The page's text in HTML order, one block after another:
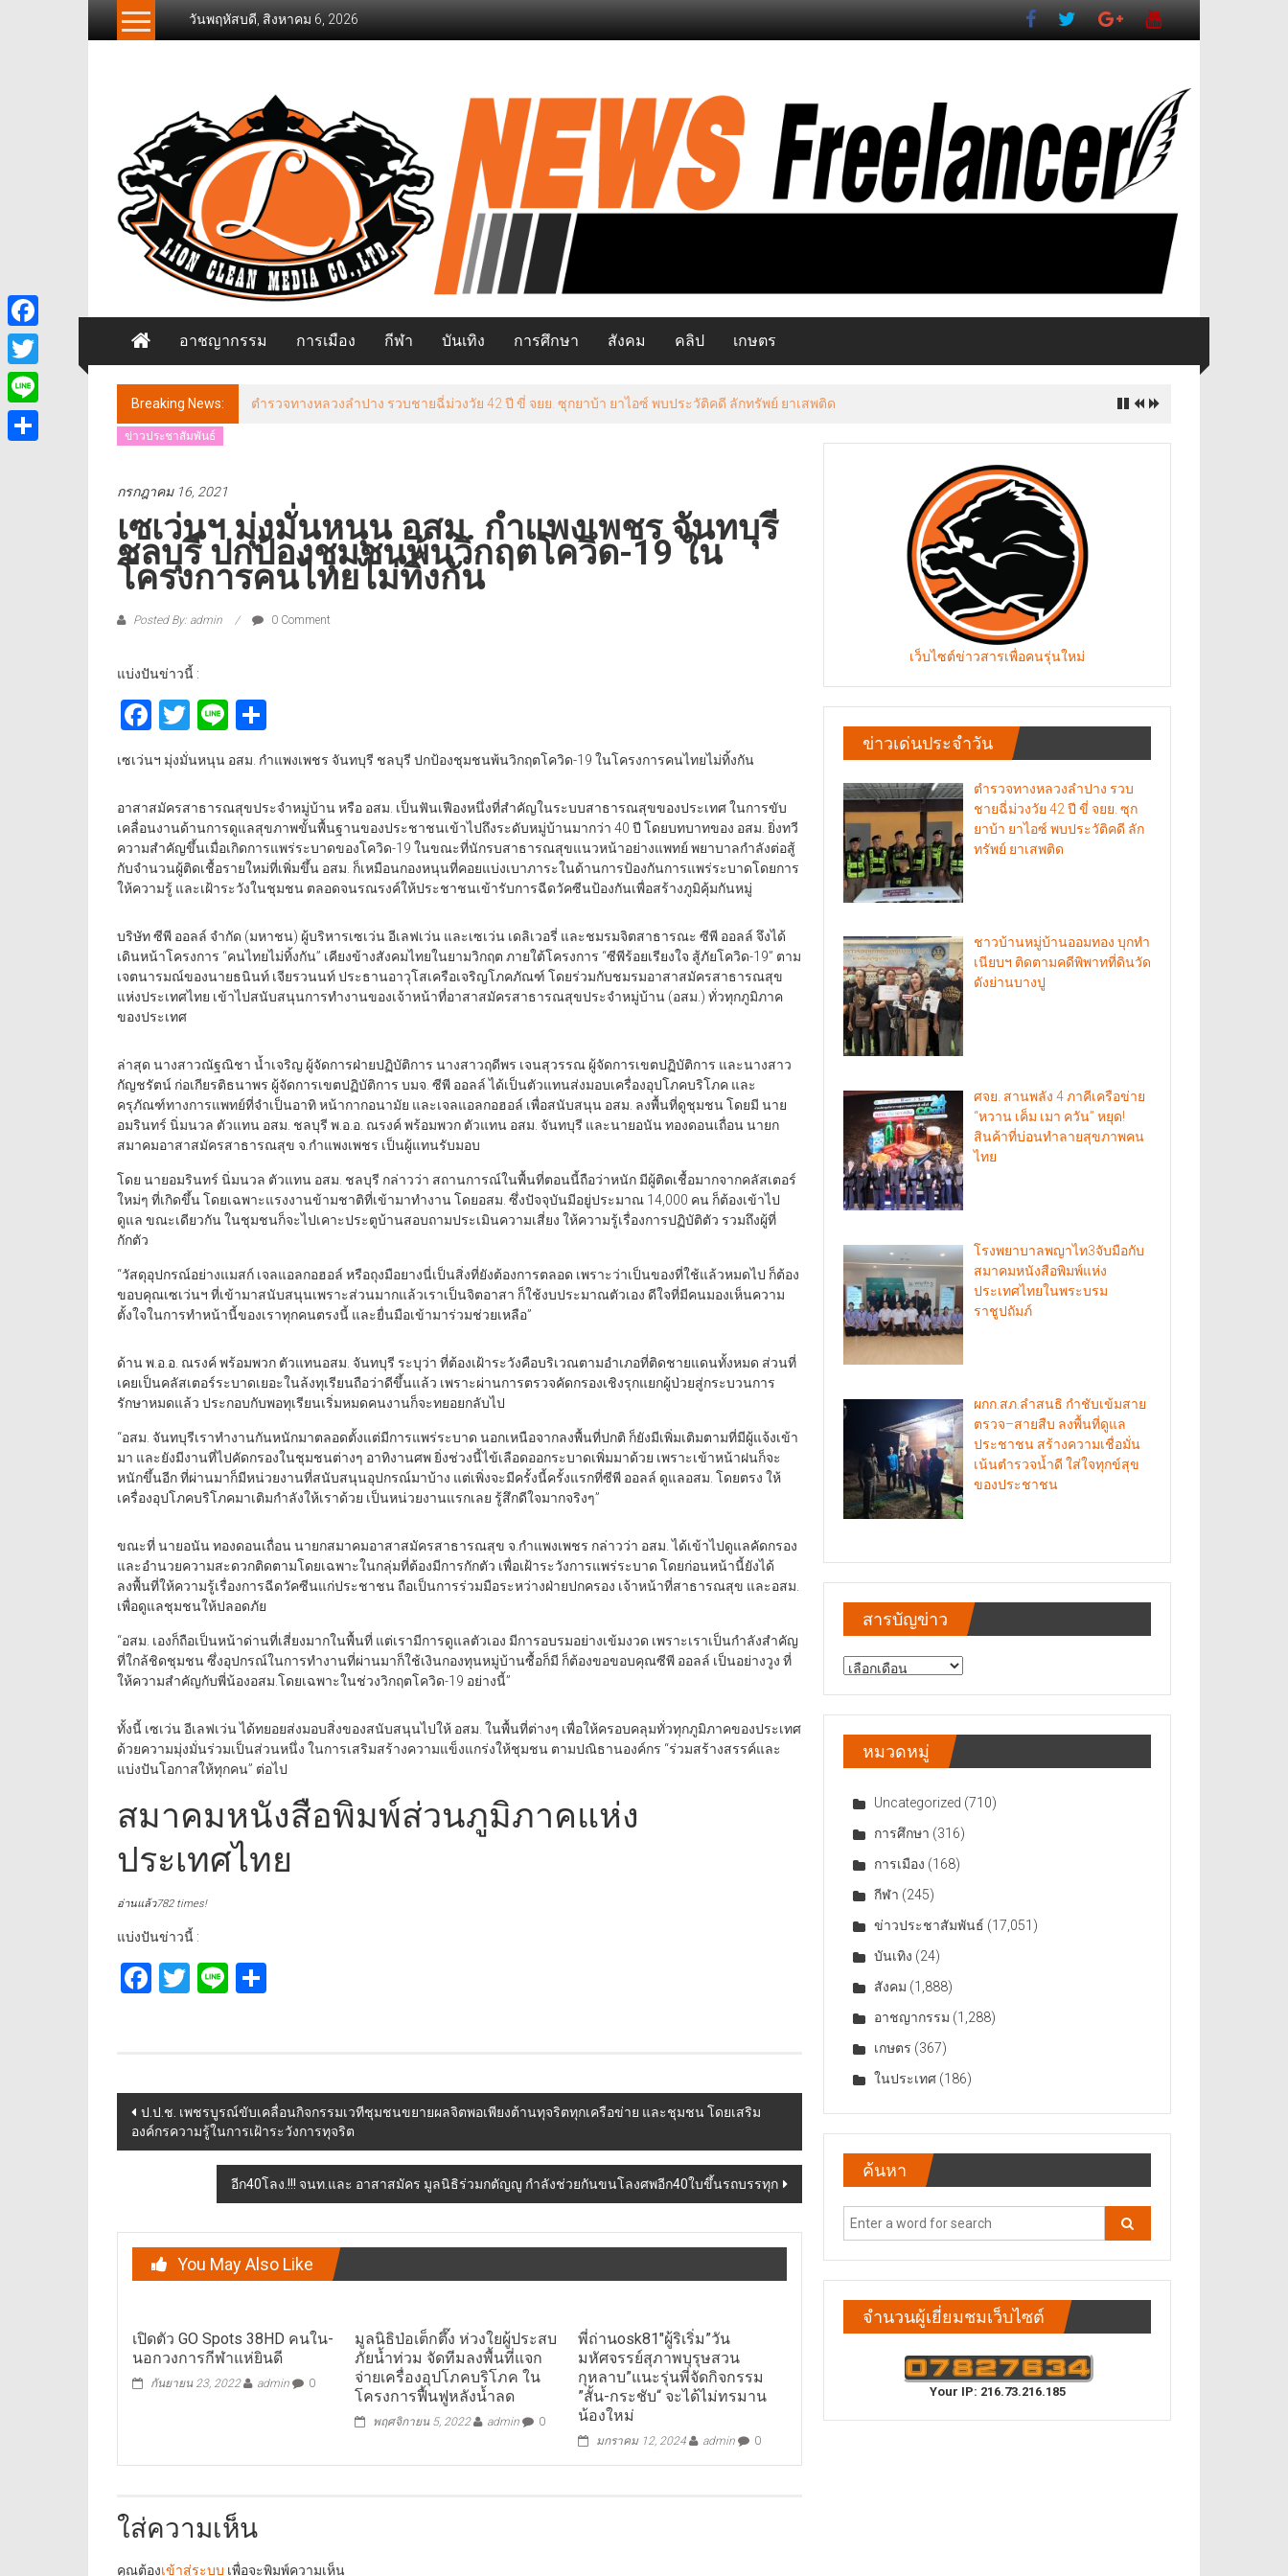
วันพฤหัสบดี, สิงหาคม 6, 2026
Freelancer
วส์
ฟรี
แลน
เซอร์
อาชญากรรม การเมือง กีฬา บันเทิง การศึกษา สังคม คลิป เกษตร
Breaking News: ตำรวจทางหลวงลำปาง รวบชายฉี่ม่วงวัย 42 ปี ขี่ จยย. ซุกยาบ้า ยาไอซ์ พบประวัติคดี ลักทรัพย์ ยาเสพติด
ข่าวประชาสัมพันธ์
กรกฎาคม 16, 2021
เซเว่นฯ มุ่งมั่นหนุน อสม. กำแพงเพชร จันทบุรี
ชลบุรี ปกป้องชุมชนพ้นวิกฤตโควิด-19 ใน
โครงการคนไทยไม่ทิ้งกัน
Posted By: admin 0 Comment
แบ่งปันข่าวนี้ :
Facebook
Twitter
Line
เซเว่นฯ มุ่งมั่นหนุน อสม. กำแพงเพชร จันทบุรี ชลบุรี ปกป้องชุมชนพ้นวิกฤตโควิด-19 ในโครงการคนไทยไม่ทิ้งกัน
อาสาสมัครสาธารณสุขประจำหมู่บ้าน หรือ อสม. เป็นฟันเฟืองหนึ่งที่สำคัญในระบบสาธารณสุขของประเทศ ในการขับ
เคลื่อนงานด้านการดูแลสุขภาพขั้นพื้นฐานของประชาชนเข้าไปถึงระดับหมู่บ้านมากว่า 40 ปี โดยบทบาทของ อสม. ยิ่งทวี
ความสำคัญขึ้นเมื่อเกิดการแพร่ระบาดของโควิด-19 ในขณะที่นักรบสาธารณสุขแนวหน้าอย่างแพทย์ พยาบาลกำลังต่อสู้
กับจำนวนผู้ติดเชื้อรายใหม่ที่เพิ่มขึ้น อสม. ก็เหมือนกองหนุนที่คอยแบ่งเบาภาระในด้านการป้องกันการแพร่ระบาดโดยการ
ให้ความรู้ และเฝ้าระวังในชุมชน ตลอดจนรณรงค์ให้ประชาชนเข้ารับการฉีดวัคซีนป้องกันเพื่อสร้างภูมิคุ้มกันหมู่
บริษัท ซีพี ออลล์ จำกัด (มหาชน) ผู้บริหารเซเว่น อีเลฟเว่น และเซเว่น เดลิเวอรี่ และชมรมจิตสาธารณะ ซีพี ออลล์ จึงได้
เดินหน้าโครงการ “คนไทยไม่ทิ้งกัน” เคียงข้างสังคมไทยในยามวิกฤต ภายใต้โครงการ “ซีพีร้อยเรียงใจ สู้ภัยโควิด-19” ตาม
เจตนารมณ์ของนายธนินท์ เจียรวนนท์ ประธานอาวุโสเครือเจริญโภคภัณฑ์ โดยร่วมกับชมรมอาสาสมัครสาธารณสุข
แห่งประเทศไทย เข้าไปสนับสนุนการทำงานของเจ้าหน้าที่อาสาสมัครสาธารณสุขประจำหมู่บ้าน (อสม.) ทั่วทุกภูมิภาค
ของประเทศ
ล่าสุด นางสาวณัฐณิชา น้ำเจริญ ผู้จัดการฝ่ายปฏิบัติการ นางสาวฤดีพร เจนสุวรรณ ผู้จัดการเขตปฏิบัติการ และนางสาว
กัญชรัตน์ ก่อเกียรติธนาพร ผู้จัดการเขตปฏิบัติการ บมจ. ซีพี ออลล์ ได้เป็นตัวแทนส่งมอบเครื่องอุปโภคบริโภค และ
ครุภัณฑ์ทางการแพทย์ที่จำเป็นอาทิ หน้ากากอนามัย และเจลแอลกอฮอล์ เพื่อสนับสนุน อสม. ลงพื้นที่ดูชุมชน โดยมี นาย
อมรินทร์ นิ่มนวล ตัวแทน อสม. ชลบุรี พ.อ.อ. ณรงค์ พร้อมพวก ตัวแทน อสม. จันทบุรี และนายอนัน ทองดอนเถื่อน นายก
สมาคมอาสาสมัครสาธารณสุข จ.กำแพงเพชร เป็นผู้แทนรับมอบ
โดย นายอมรินทร์ นิ่มนวล ตัวแทน อสม. ชลบุรี กล่าวว่า สถานการณ์ในพื้นที่ตอนนี้ถือว่าหนัก มีผู้ติดเชื้อมากจากคลัสเตอร์
ใหม่ๆ ที่เกิดขึ้น โดยเฉพาะแรงงานข้ามชาติที่เข้ามาทำงาน โดยอสม. ซึ่งปัจจุบันมีอยู่ประมาณ 14,000 คน ก็ต้องเข้าไป
ดูแล ขณะเดียวกัน ในชุมชนก็จะไปเคาะประตูบ้านสอบถามประเมินความเสี่ยง ให้ความรู้เรื่องการปฏิบัติตัว รวมถึงผู้ที่
กักตัว
“วัสดุอุปกรณ์อย่างแมสก์ เจลแอลกอฮอล์ หรือถุงมือยางนี่เป็นสิ่งที่ยังต้องการตลอด เพราะว่าเป็นของที่ใช้แล้วหมดไป ก็ต้อง
ขอบคุณเซเว่นฯ ที่เข้ามาสนับสนุนเพราะส่วนมากแล้วเราเป็นจิตอาสา ก็ใช้งบประมาณตัวเอง ดีใจที่มีคนมองเห็นความ
ตั้งใจในการทำหน้านี้ของเราทุกคนตรงนี้ และยื่นมือเข้ามาร่วมช่วยเหลือ”
ด้าน พ.อ.อ. ณรงค์ พร้อมพวก ตัวแทนอสม. จันทบุรี ระบุว่า ที่ต้องเฝ้าระวังคือบริเวณตามอำเภอที่ติดชายแดนทั้งหมด ส่วนที่
เคยเป็นคลัสเตอร์ระบาดเยอะในล้งทุเรียนถือว่าดีขึ้นแล้ว เพราะผ่านการตรวจคัดกรองเชิงรุกแยกผู้ป่วยสู่กระบวนการ
รักษาหมดแล้ว ประกอบกับพอทุเรียนเริ่มหมดคนงานก็จะทยอยกลับไป
“อสม. จันทบุรีเราทำงานกันหนักมาตลอดตั้งแต่มีการแพร่ระบาด นอกเหนือจากลงพื้นที่ปกติ ก็ยังมีเพิ่มเติมตามที่มีผู้แจ้งเข้า
มา และยังมีงานที่ไปคัดกรองในชุมชนต่างๆ อาทิงานศพ ยิ่งช่วงนี้ไข้เลือดออกระบาดเพิ่มมาด้วย เพราะเข้าหน้าฝนก็จะ
หนักขึ้นอีก ที่ผ่านมาก็มีหน่วยงานที่สนับสนุนอุปกรณ์มาบ้าง แต่เพิ่งจะมีครั้งนี้ครั้งแรกที่ซีพี ออลล์ ดูแลอสม. โดยตรง ให้
เครื่องอุปโภคบริโภคมาเติมกำลังให้เราด้วย เป็นหน่วยงานแรกเลย รู้สึกดีใจมากจริงๆ”
ขณะที่ นายอนัน ทองดอนเถื่อน นายกสมาคมอาสาสมัครสาธารณสุข จ.กำแพงเพชร กล่าวว่า อสม. ได้เข้าไปดูแลคัดกรอง
และอำนวยความสะดวกติดตามโดยเฉพาะในกลุ่มที่ต้องมีการกักตัว เพื่อเฝ้าระวังการแพร่ระบาด โดยก่อนหน้านี้ยังได้
ลงพื้นที่ให้ความรู้เรื่องการฉีดวัคซีนแก่ประชาชน ถือเป็นการร่วมมือระหว่างฝ่ายปกครอง เจ้าหน้าที่สาธารณสุข และอสม.
เพื่อดูแลชุมชนให้ปลอดภัย
“อสม. เองก็ถือเป็นหน้าด่านที่เสี่ยงมากในพื้นที่ แต่เรามีการดูแลตัวเอง มีการอบรมอย่างเข้มงวด เพราะเราเป็นกำลังสำคัญ
ที่ใกล้ชิดชุมชน ซึ่งอุปกรณ์ในการทำงานที่ผ่านมาก็ใช้เงินกองทุนหมู่บ้านซื้อก็มี ก็ต้องขอขอบคุณซีพี ออลล์ เป็นอย่างวูง ที่
ให้ความสำคัญกับพี่น้องอสม.โดยเฉพาะในช่วงวิกฤตโควิด-19 อย่างนี้”
ทั้งนี้ เซเว่น อีเลฟเว่น ได้ทยอยส่งมอบสิ่งของสนับสนุนไปให้ อสม. ในพื้นที่ต่างๆ เพื่อให้ครอบคลุมทั่วทุกภูมิภาคของประเทศ
ด้วยความมุ่งมั่นร่วมเป็นส่วนหนึ่ง ในการเสริมสร้างความแข็งแกร่งให้ชุมชน ตามปณิธานองค์กร “ร่วมสร้างสรรค์และ
แบ่งปันโอกาสให้ทุกคน” ต่อไป
สมาคมหนังสือพิมพ์ส่วนภูมิภาคแห่ง
ประเทศไทย
อ่านแล้ว782 times!
แบ่งปันข่าวนี้ :
Facebook
Twitter
Line
Post
navigation
ป.ป.ช. เพชรบูรณ์ขับเคลื่อนกิจกรรมเวทีชุมชนขยายผลจิตพอเพียงต้านทุจริตทุกเครือข่าย และชุมชน โดยเสริม
องค์กรความรู้ในการเฝ้าระวังการทุจริต
อีก40โลง.!!! จนท.และ อาสาสมัคร มูลนิธิร่วมกตัญญู กำลังช่วยกันขนโลงศพอีก40ใบขึ้นรถบรรทุก
You May Also Like
เปิดตัว GO Spots 38HD คนใน-
นอกวงการกีฬาแห่ยินดี
กันยายน 23, 2022 admin 0
มูลนิธิป่อเต็กตึ๊ง ห่วงใยผู้ประสบ
ภัยน้ำท่วม จัดทีมลงพื้นที่แจก
จ่ายเครื่องอุปโภคบริโภค ใน
โครงการฟื้นฟูหลังน้ำลด
พฤศจิกายน 5, 2022 admin 0
พี่ถ่านosk81″ผู้ริเริ่ม”วัน
มหัศจรรย์สุภาพบุรุษสวน
กุหลาบ”แนะรุ่นพี่จัดกิจกรรม
”สั้น-กระชับ“ จะได้ไม่ทรมาน
น้องใหม่
มกราคม 12, 2024 admin 0
ใส่ความเห็น
คุณต้องเข้าสู่ระบบ เพื่อจะพิมพ์ความเห็น
เว็บไซต์ข่าวสารเพื่อคนรุ่นใหม่
ข่าวเด่นประจำวัน
ตำรวจทางหลวงลำปาง รวบ
ชายฉี่ม่วงวัย 42 ปี ขี่ จยย. ซุก
ยาบ้า ยาไอซ์ พบประวัติคดี ลัก
ทรัพย์ ยาเสพติด
ชาวบ้านหมู่บ้านออมทอง บุกทำ
เนียบฯ ติดตามคดีพิพาทที่ดินวัด
ดังย่านบางปู
ศจย. สานพลัง 4 ภาคีเครือข่าย
“หวาน เค็ม เมา ควัน” หยุด!
สินค้าที่บ่อนทำลายสุขภาพคน
ไทย
โรงพยาบาลพญาไท3จับมือกับ
สมาคมหนังสือพิมพ์แห่ง
ประเทศไทยในพระบรม
ราชูปถัมภ์
ผกก.สภ.ลำสนธิ กำชับเข้มสาย
ตรวจ–สายสืบ ลงพื้นที่ดูแล
ประชาชน สร้างความเชื่อมั่น
เน้นตำรวจน้ำดี ใส่ใจทุกข์สุข
ของประชาชน
สารบัญข่าว
สารบัญ
หมวดหมู่
Uncategorized (710)
การศึกษา (316)
การเมือง (168)
กีฬา (245)
ข่าวประชาสัมพันธ์ (17,051)
บันเทิง (24)
สังคม (1,888)
อาชญากรรม (1,288)
เกษตร (367)
ในประเทศ (186)
ค้นหา
จำนวนผู้เยี่ยมชมเว็บไซต์
Your IP: 216.73.216.185
Facebook
Twitter
Line